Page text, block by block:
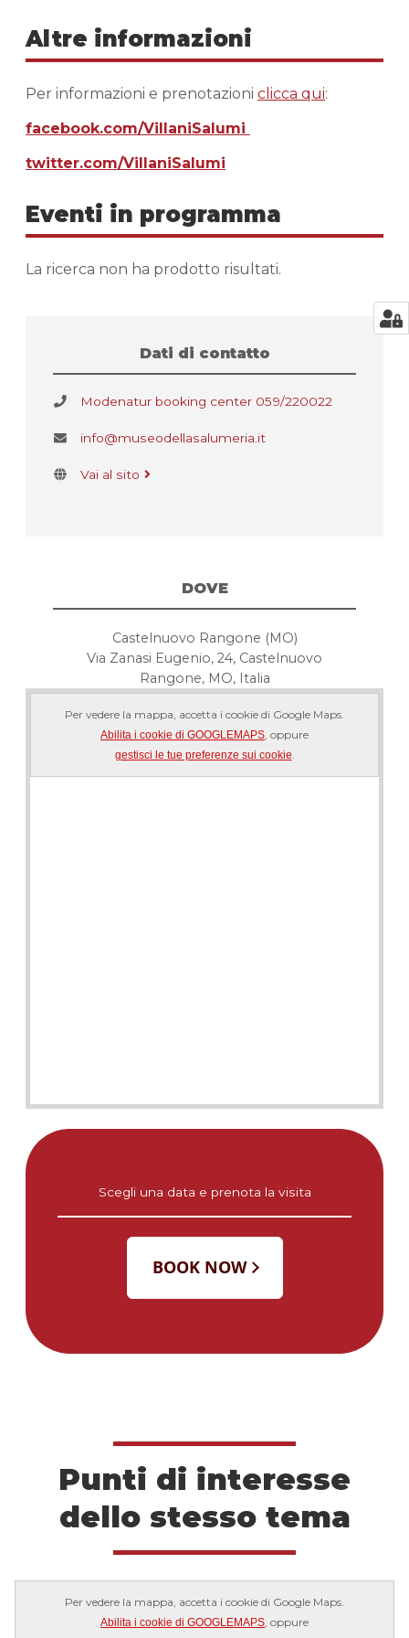
Altre informazioni
Per informazioni e prenotazioni clicca qui:
facebook.com/VillaniSalumi
twitter.com/VillaniSalumi
Eventi in programma
La ricerca non ha prodotto risultati.
Dati di contatto
Modenatur booking center 059/220022
info@museodellasalumeria.it
Vai al sito
DOVE
Castelnuovo Rangone (MO)
Via Zanasi Eugenio, 24, Castelnuovo
Rangone, MO, Italia
Per vedere la mappa, accetta i cookie di Google Maps.
Abilita i cookie di GOOGLEMAPS , oppure
gestisci le tue preferenze sui cookie
Scegli una data e prenota la visita
Punti di interesse
dello stesso tema
Per vedere la mappa, accetta i cookie di Google Maps.
Abilita i cookie di GOOGLEMAPS, oppure